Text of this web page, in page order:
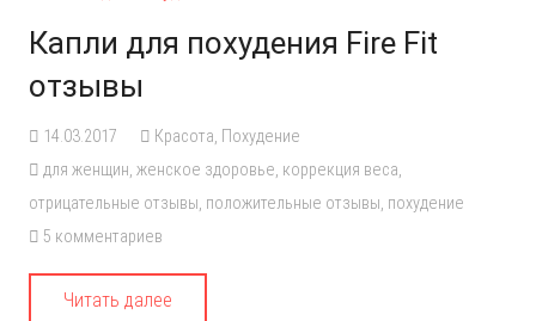
Капли для похудения Fire Fit
отзывы
14.03.2017 Красота, Похудение
для женщин, женское здоровье, коррекция веса,
отрицательные отзывы, положительные отзывы, похудение
5 комментариев
Читать далее